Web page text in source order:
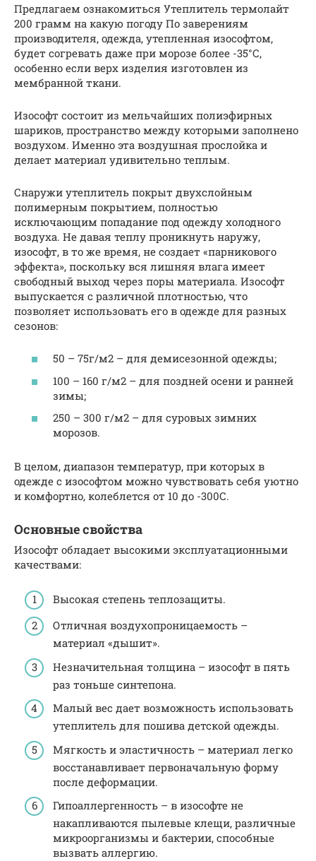
Предлагаем ознакомиться Утеплитель термолайт
200 грамм на какую погоду По заверениям
производителя, одежда, утепленная изософтом,
будет согревать даже при морозе более -35°С,
особенно если верх изделия изготовлен из
мембранной ткани.
Изософт состоит из мельчайших полиэфирных
шариков, пространство между которыми заполнено
воздухом. Именно эта воздушная прослойка и
делает материал удивительно теплым.
Снаружи утеплитель покрыт двухслойным
полимерным покрытием, полностью
исключающим попадание под одежду холодного
воздуха. Не давая теплу проникнуть наружу,
изософт, в то же время, не создает «парникового
эффекта», поскольку вся лишняя влага имеет
свободный выход через поры материала. Изософт
выпускается с различной плотностью, что
позволяет использовать его в одежде для разных
сезонов:
50 – 75г/м2 – для демисезонной одежды;
100 – 160 г/м2 – для поздней осени и ранней
зимы;
250 – 300 г/м2 – для суровых зимних
морозов.
В целом, диапазон температур, при которых в
одежде с изософтом можно чувствовать себя уютно
и комфортно, колеблется от 10 до -300С.
Основные свойства
Изософт обладает высокими эксплуатационными
качествами:
Высокая степень теплозащиты.
Отличная воздухопроницаемость –
материал «дышит».
Незначительная толщина – изософт в пять
раз тоньше синтепона.
Малый вес дает возможность использовать
утеплитель для пошива детской одежды.
Мягкость и эластичность – материал легко
восстанавливает первоначальную форму
после деформации.
Гипоаллергенность – в изософте не
накапливаются пылевые клещи, различные
микроорганизмы и бактерии, способные
вызвать аллергию.